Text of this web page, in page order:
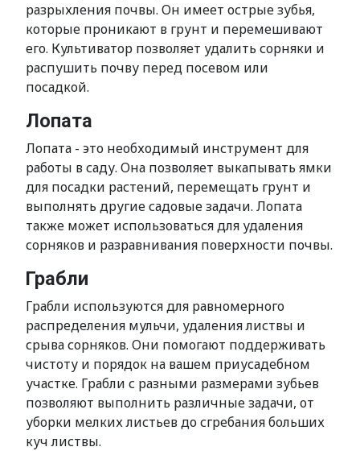
разрыхления почвы. Он имеет острые зубья,
которые проникают в грунт и перемешивают
его. Культиватор позволяет удалить сорняки и
распушить почву перед посевом или
посадкой.
Лопата
Лопата - это необходимый инструмент для
работы в саду. Она позволяет выкапывать ямки
для посадки растений, перемещать грунт и
выполнять другие садовые задачи. Лопата
также может использоваться для удаления
сорняков и разравнивания поверхности почвы.
Грабли
Грабли используются для равномерного
распределения мульчи, удаления листвы и
срыва сорняков. Они помогают поддерживать
чистоту и порядок на вашем приусадебном
участке. Грабли с разными размерами зубьев
позволяют выполнить различные задачи, от
уборки мелких листьев до сгребания больших
куч листвы.